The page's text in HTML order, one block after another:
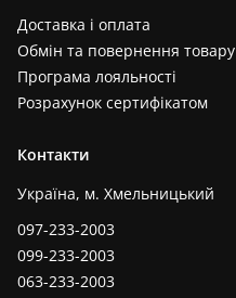
Доставка і оплата
Обмін та повернення товару
Програма лояльності
Розрахунок сертифікатом
Контакти
Україна, м. Хмельницький
097-233-2003
099-233-2003
063-233-2003